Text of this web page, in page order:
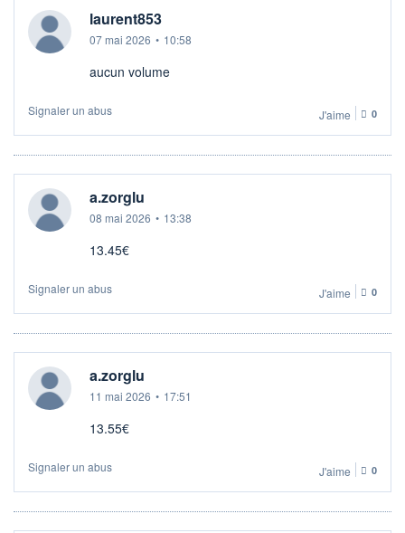
laurent853
07 mai 2026 • 10:58
aucun volume
Signaler un abus J'aime 0
a.zorglu
08 mai 2026 • 13:38
13.45€
Signaler un abus J'aime 0
a.zorglu
11 mai 2026 • 17:51
13.55€
Signaler un abus J'aime 0